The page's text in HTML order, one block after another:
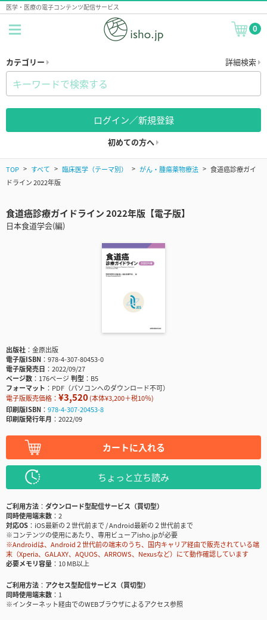
医学・医療の電子コンテンツ配信サービス
0
カテゴリー 詳細検索
ログイン／新規登録
初めての方へ
TOP すべて 臨床医学（テーマ別） がん・腫瘍薬物療法
食道癌診療ガイ
ドライン 2022年版
食道癌診療ガイドライン 2022年版【電子版】
日本食道学会(編)
出版社
金原出版
電子版ISBN
978-4-307-80453-0
電子版発売日
2022/09/27
ページ数
176ページ判型
B5
フォーマット
PDF（パソコンへのダウンロード不可）
電子版販売価格： ¥3,520(本体¥3,200＋税10％)
印刷版ISBN
978-4-307-20453-8
印刷版発行年月
2022/09
カートに入れる
ちょっと立ち読み
ご利用方法
ダウンロード型配信サービス（買切型）
同時使用端末数
2
対応OS
iOS最新の２世代前まで / Android最新の２世代前まで
※コンテンツの使用にあたり、専用ビューアisho.jpが必要
※Androidは、Android２世代前の端末のうち、国内キャリア経由で販売されている端
末（Xperia、GALAXY、AQUOS、ARROWS、Nexusなど）にて動作確認しています
必要メモリ容量
10 MB以上
ご利用方法
アクセス型配信サービス（買切型）
同時使用端末数
1
※インターネット経由でのWEBブラウザによるアクセス参照